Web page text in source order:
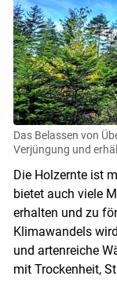
Das Belassen von
Verjüngung und
Die Holzernte ist
bietet auch viele
erhalten und zu
Klimawandels
und artenreiche
mit Trockenheit,